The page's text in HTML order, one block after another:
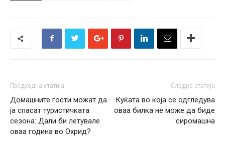
Предходна статија
Домашните гости можат да
ја спасат туристичката
сезона: Дали би летувале
оваа година во Охрид?
Следна статија
Куќата во која се одгледува
оваа билка не може да биде
сиромашна